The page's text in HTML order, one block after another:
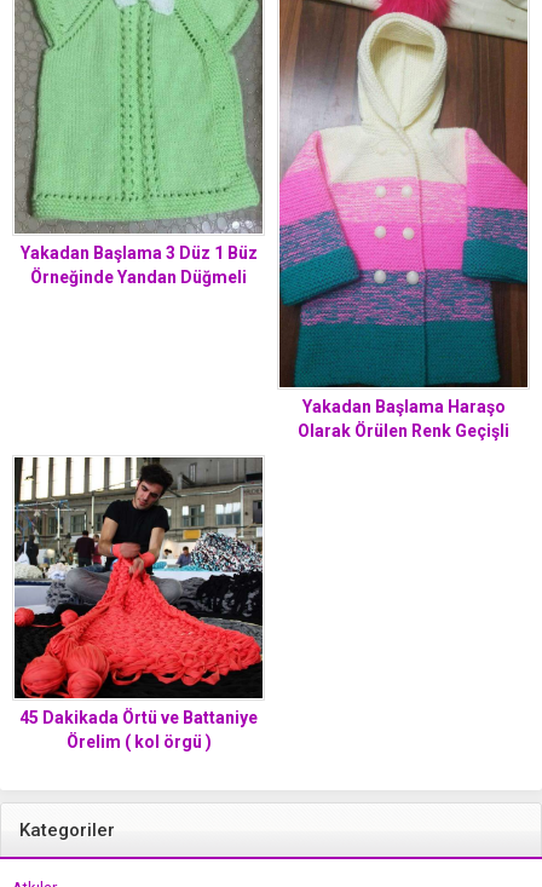
Yakadan Başlama 3 Düz 1 Büz
Örneğinde Yandan Düğmeli
Yakadan Başlama Haraşo
Olarak Örülen Renk Geçişli
45 Dakikada Örtü ve Battaniye
Örelim ( kol örgü )
Kategoriler